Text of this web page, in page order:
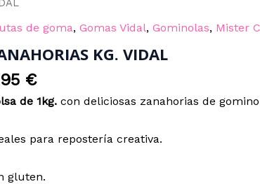
de goma, Gomas Vidal, Gominolas, Mister
KG. VIDAL
€
de 1kg. con deliciosas zanahorias de
para repostería creativa.
gluten.